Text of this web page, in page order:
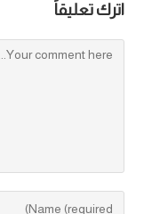
اترك تعليقاً